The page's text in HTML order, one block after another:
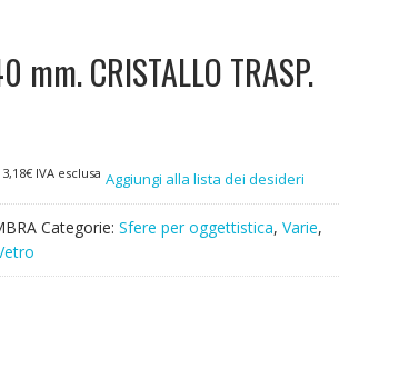
mm. CRISTALLO TRASP.
3,18€IVA esclusa Aggiungi alla lista dei desideri
Categorie: Sfere per oggettistica, Varie,